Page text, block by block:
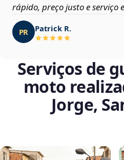
rápido, preço justo e serviço
PR Patrick R.
Serviços de
moto
Jorge,